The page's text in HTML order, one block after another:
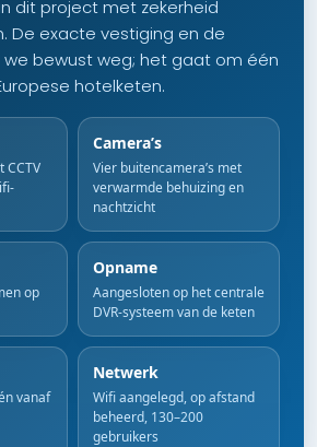
dit project met zekerheid
De exacte vestiging en de
bewust weg; het gaat om één
hotelketen.
CCTV
Camera’s
Vier buitencamera’s met
verwarmde behuizing en
nachtzicht
op
Opname
Aangesloten op het centrale
DVR-systeem van de keten
vanaf
Netwerk
Wifi aangelegd, op afstand
beheerd, 130–200
gebruikers